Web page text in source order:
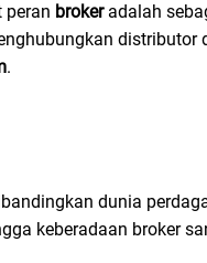
peran brokeradalah
distributor
.
dunia
keberadaan broker